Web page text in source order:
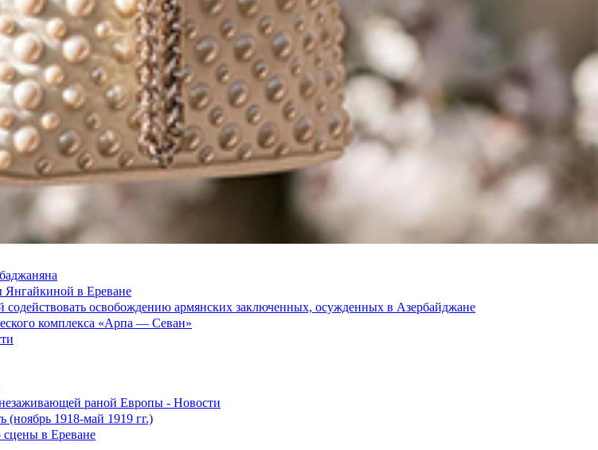
Янгайкиной в Ереване
освобождению армянских заключенных, осужденных в Азербайджане
комплекса «Арпа — Севан»
незаживающей раной Европы - Новости
(ноябрь 1918-май 1919 гг.)
сцены в Ереване